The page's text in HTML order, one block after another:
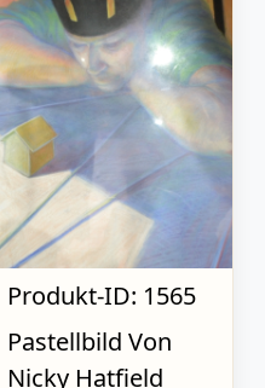
Produkt-ID: 1565
Pastellbild Von
Nicky Hatfield